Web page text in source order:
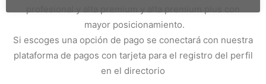
mayor posicionamiento.
Si escoges una opción de pago se conectará con nuestra
plataforma de pagos con tarjeta para el registro del perfil
en el directorio